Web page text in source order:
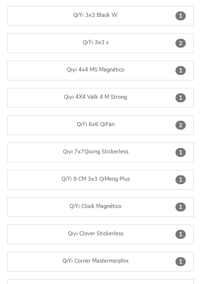
1
QiYi 3x3 Black W
2
QiYi 3x3 s
1
Qiyi 4x4 MS Magnético
1
Qiyi 4X4 Valk 4 M Strong
2
QiYi 6x6 QiFan
1
Qiyi 7x7Qixing Stickerless
1
QiYi 9 CM 3x3 QiMeng Plus
1
QiYi Clock Magnético
1
Qiyi Clover Stickerless
1
QiYi Corner Mastermorphix